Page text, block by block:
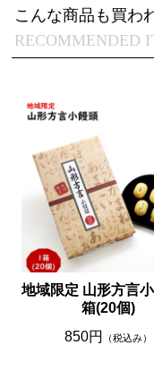
RECOMMENDED
こんな商品も買わ
地域限定 山形方言
箱(20個)
850円
（税込み）